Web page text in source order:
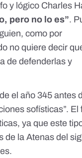
y lógico Charles
pero no lo es”.
como por
no quiere decir
de defenderlas y
el año 345 antes
sofísticas”. El
ya que este
de la Atenas del